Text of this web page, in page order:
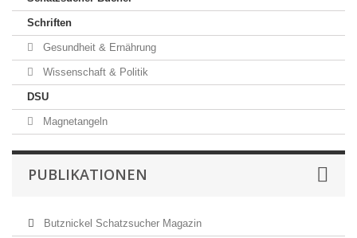
Schriften
Gesundheit & Ernährung
Wissenschaft & Politik
DSU
Magnetangeln
PUBLIKATIONEN
Butznickel Schatzsucher Magazin